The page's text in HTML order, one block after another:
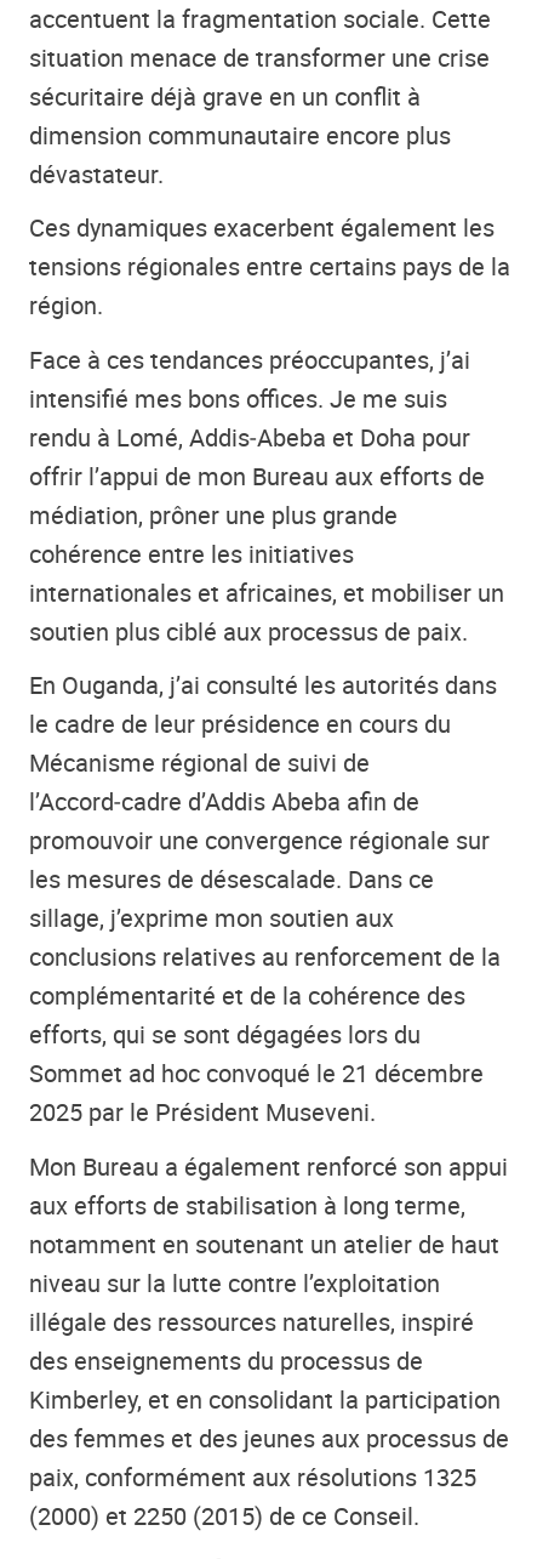
accentuent la fragmentation sociale. Cette
situation menace de transformer une crise
sécuritaire déjà grave en un conflit à
dimension communautaire encore plus
dévastateur.
Ces dynamiques exacerbent également les
tensions régionales entre certains pays de la
région.
Face à ces tendances préoccupantes, j’ai
intensifié mes bons offices. Je me suis
rendu à Lomé, Addis‑Abeba et Doha pour
offrir l’appui de mon Bureau aux efforts de
médiation, prôner une plus grande
cohérence entre les initiatives
internationales et africaines, et mobiliser un
soutien plus ciblé aux processus de paix.
En Ouganda, j’ai consulté les autorités dans
le cadre de leur présidence en cours du
Mécanisme régional de suivi de
l’Accord‑cadre d’Addis Abeba afin de
promouvoir une convergence régionale sur
les mesures de désescalade. Dans ce
sillage, j’exprime mon soutien aux
conclusions relatives au renforcement de la
complémentarité et de la cohérence des
efforts, qui se sont dégagées lors du
Sommet ad hoc convoqué le 21 décembre
2025 par le Président Museveni.
Mon Bureau a également renforcé son appui
aux efforts de stabilisation à long terme,
notamment en soutenant un atelier de haut
niveau sur la lutte contre l’exploitation
illégale des ressources naturelles, inspiré
des enseignements du processus de
Kimberley, et en consolidant la participation
des femmes et des jeunes aux processus de
paix, conformément aux résolutions 1325
(2000) et 2250 (2015) de ce Conseil.